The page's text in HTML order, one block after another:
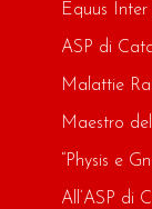
Equus
ASP di
Malattie
Maestro
“Physis e
All’ASP di